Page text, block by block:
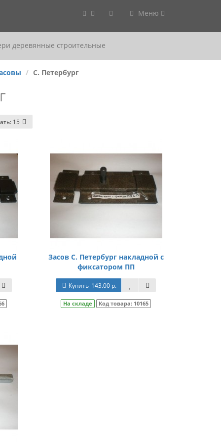
Меню
деревянные строительные
С. Петербург
15
Засов С. Петербург накладной с
фиксатором ПП
Купить 143.00 р.
На складе Код товара: 10165